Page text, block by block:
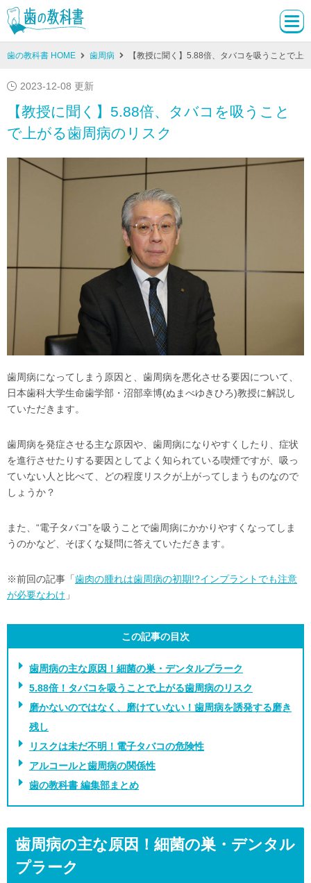
歯の教科書 HOME 歯周病 【教授に聞く】5.88倍、タバコを吸うことで上
2023-12-08 更新
【教授に聞く】5.88倍、タバコを吸うこと
で上がる歯周病のリスク
歯周病になってしまう原因と、歯周病を悪化させる要因について、
日本歯科大学生命歯学部・沼部幸博(ぬまべゆきひろ)教授に解説し
ていただきます。
歯周病を発症させる主な原因や、歯周病になりやすくしたり、症状
を進行させたりする要因としてよく知られている喫煙ですが、吸っ
ていない人と比べて、どの程度リスクが上がってしまうものなので
しょうか？
また、“電子タバコ”を吸うことで歯周病にかかりやすくなってしま
うのかなど、そぼくな疑問に答えていただきます。
※前回の記事「 歯肉の腫れは歯周病の初期!?インプラントでも注意
が必要なわけ 」
この記事の目次
歯周病の主な原因！細菌の巣・デンタルプラーク
5.88倍！タバコを吸うことで上がる歯周病のリスク
磨かないのではなく、磨けていない！歯周病を誘発する磨き
残し
リスクは未だ不明！電子タバコの危険性
アルコールと歯周病の関係性
歯の教科書 編集部まとめ
歯周病の主な原因！細菌の巣・デンタル
プラーク